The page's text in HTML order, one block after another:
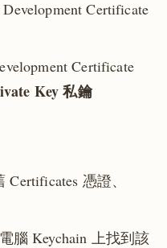
Certificate
Certificate
Key 私鑰
憑證、
腦 Keychain 上找到該